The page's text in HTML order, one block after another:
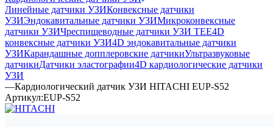
Линейные датчики УЗИКонвексные датчики
УЗИЭндокавитальные датчики УЗИМикроконвексные
датчики УЗИЧреспищеводные датчики УЗИ TEE4D
конвексные датчики УЗИ4D эндокавитальные датчики
УЗИКарандашные допплеровские датчикиУльтразвуковые
датчикиДатчики эластографии4D кардиологические датчики
УЗИ
—Кардиологический датчик УЗИ HITACHI EUP-S52
Артикул:EUP-S52